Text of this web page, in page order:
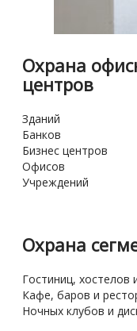
Охрана
центров
Зданий
Банков
Бизнес центров
Офисов
Учреждений
Охрана
Гостиниц, хостелов
Кафе, баров и
Ночных клубов и